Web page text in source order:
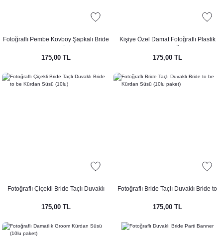
Fotoğraflı Pembe Kovboy Şapkalı Bride
175,00 TL
Kişiye Özel Damat Fotoğraflı Plastik
175,00 TL
Fotoğraflı Çiçekli Bride Taçlı Duvaklı
175,00 TL
Fotoğraflı Bride Taçlı Duvaklı Bride to
175,00 TL